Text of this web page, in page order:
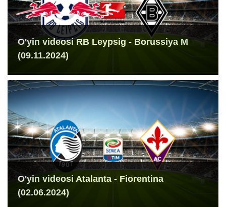
O'yin videosi RB Leypsig - Borussiya M
(09.11.2024)
O'yin videosi Atalanta - Fiorentina
(02.06.2024)